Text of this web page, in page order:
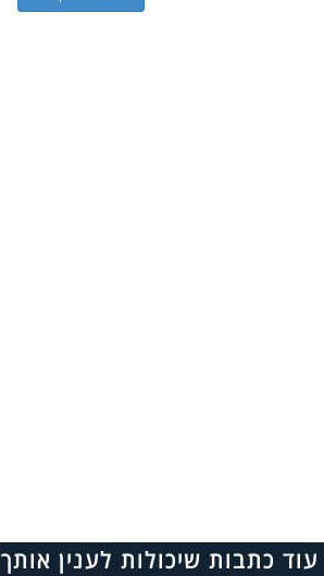
עוד כתבות שיכולות לענין אותך